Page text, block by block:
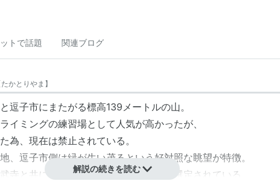
トで話題 関連ブログ
たかとりやま 】
逗子市にまたがる標高139メートルの山。
イミングの練習場として人気が高かったが、
為、現在は禁止されている。
、逗子市側は緑が生い茂るという好対照な眺望が特徴。
寺と共に「かながわの景勝５０選」に選定されている。
解説の続きを読む